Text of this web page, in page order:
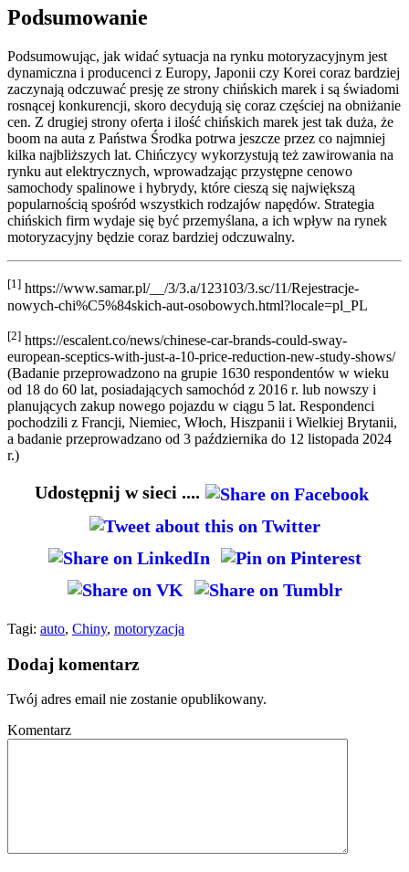
Podsumowanie
Podsumowując, jak widać sytuacja na rynku motoryzacyjnym jest
dynamiczna i producenci z Europy, Japonii czy Korei coraz bardziej
zaczynają odczuwać presję ze strony chińskich marek i są świadomi
rosnącej konkurencji, skoro decydują się coraz częściej na obniżanie
cen. Z drugiej strony oferta i ilość chińskich marek jest tak duża, że
boom na auta z Państwa Środka potrwa jeszcze przez co najmniej
kilka najbliższych lat. Chińczycy wykorzystują też zawirowania na
rynku aut elektrycznych, wprowadzając przystępne cenowo
samochody spalinowe i hybrydy, które cieszą się największą
popularnością spośród wszystkich rodzajów napędów. Strategia
chińskich firm wydaje się być przemyślana, a ich wpływ na rynek
motoryzacyjny będzie coraz bardziej odczuwalny.
[1] https://www.samar.pl/__/3/3.a/123103/3.sc/11/Rejestracje-
nowych-chi%C5%84skich-aut-osobowych.html?locale=pl_PL
[2] https://escalent.co/news/chinese-car-brands-could-sway-
european-sceptics-with-just-a-10-price-reduction-new-study-shows/
(Badanie przeprowadzono na grupie 1630 respondentów w wieku
od 18 do 60 lat, posiadających samochód z 2016 r. lub nowszy i
planujących zakup nowego pojazdu w ciągu 5 lat. Respondenci
pochodzili z Francji, Niemiec, Włoch, Hiszpanii i Wielkiej Brytanii,
a badanie przeprowadzano od 3 października do 12 listopada 2024
r.)
Udostępnij w sieci ....
Tagi: auto, Chiny, motoryzacja
Dodaj komentarz
Twój adres email nie zostanie opublikowany.
Komentarz